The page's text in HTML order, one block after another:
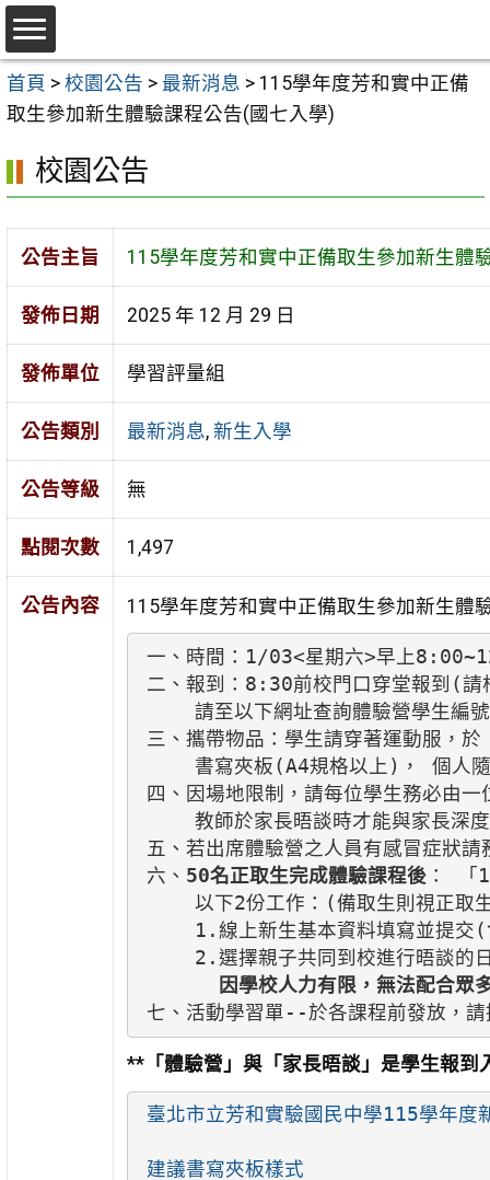
跳
至
主
要
區
首頁 > 校園公告 > 最新消息 > 115學年度芳和實中正備
取生參加新生體驗課程公告(國七入學)
校園公告
公告主旨 115學年度芳和實中正備取生參加新生體
發佈日期 2025 年 12 月 29 日
發佈單位 學習評量組
公告類別 最新消息, 新生入學
公告等級 無
點閱次數 1,497
公告內容 115學年度芳和實中正備取生參加新生體
一、時間：1/03<星期六>早上
二、報到：8:30前校門口穿堂報到(
請至以下網址查詢體驗營學生編
三、攜帶物品：學生請穿著運動服，
書寫夾板(A4規格以上)， 個人
四、因場地限制，請每位學生務必由
教師於家長晤談時才能與家長深
五、若出席體驗營之人員有感冒症狀請
六、 50名正取生完成體驗課程後 ： 「
以下2份工作：(備取生則視正取
1.線上新生基本資料填寫並提交
2.選擇親子共同到校進行晤談的
因學校人力有限，無法配合眾
七、活動學習單--於各課程前發放，
**「體驗營」與「家長晤談」是學生報到
臺北市立芳和實驗國民中學115學年度
建議書寫夾板樣式
選
單